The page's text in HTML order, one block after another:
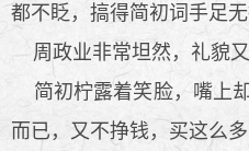
都不眨，搞得简初词手足无
周政业非常坦然，礼貌又
简初柠露着笑脸，嘴上
而已，又不挣钱，买这么多